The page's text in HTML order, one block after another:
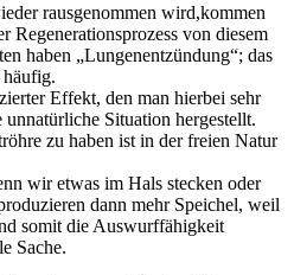
rausgenommen wird,kommen
Regenerationsprozess von diesem
haben „Lungenentzündung“; das
häufig.
Effekt, den man hierbei sehr
Situation hergestellt.
zu haben ist in der freien Natur
wir etwas im Hals stecken oder
dann mehr Speichel, weil
somit die Auswurffähigkeit
Sache.